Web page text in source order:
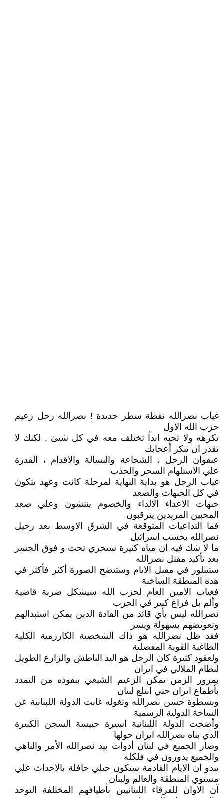
غياب نصرالله نقطة سطر جديدة ! نصرالله رجل زعيم
حزب الله الاول
تكرهه ولا تحبه ابداً تختلف معه في كل شيئ . لكنك لا
تقدر ان تنكر أعجابك
عنفوان الرجل ، الشجاعة والبسالة والاقدام ، القدرة
علي الاستلهام السحر والجذب
غياب الرجل هو بداية النهاية لمرحلة كانت وعهد يتكون
في كل الجبهات والصعد
جبهات الاعداء الالداء والخصوم ينتشون وعلي صعد
المحبين المريدين يترقبون
فما التداعيات المتوقعة في الشرق الاوسط بعد رحيل
نصرالله بحسب اسرائيل
ما لا شك فيه ان مياه كثيرة ستجري تحت و فوق الجسر
بعد تأكيد مقتل نصرالله
ستتبلور في مقبل الايام وستتضح الصورة أكثر فأكثر في
هذه المنطقة الساخنة
فغياب الامين العام لحزب الله سيشكل ضربة قاضية
وألم بل فراغ كبير في الحزب
نصرالله ليس بأي قائد من القادة الذين يمكن استبدالهم
وتعويضهم بسهولة ويسر
فقد ظل نصرالله هو ذاك الشخصية الكارزمية الكلية
الطاغية القوية المفصلية
ولعقود كثيرة كان الرجل هو اليد الباطش والزارع الطويل
لنظام الملالي في ايران
بمرور الزمن تمكن الزعيم الشيعي بنفوذه من التمدد
بأطماع ايران حتي ابتلع لبنان
وبسطوة حسن نصرالله وتغوله غابت الدولة اللبنانية عن
الساحة الدولية الرسمية
وأضحت الدولة اللبنانية اسيرة حبيسة السجن الكبيرة
الذي بناه نصرالله ايران حولها
وصار الجميع في لبنان أدوات بيد نصرالله الأمر والناهي
والجميع يدورون في فلكله
يبدو ان الايام القادمة ستكون حبلي حافلة بالاحداث علي
مستوي المنطقة والعالم ولبنان
آن الاوان للفرقاء اللبنانيين بأطيافهم المختلفة التوحد